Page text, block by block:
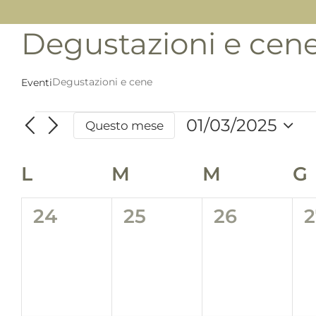
Degustazioni e
EventiDegustazioni e cene
EventiQuesto mese
01/03/2025
data.
Calendario
di
Eventi
L M MARTEDÌ
M G
0
24
0
25
0
26
0